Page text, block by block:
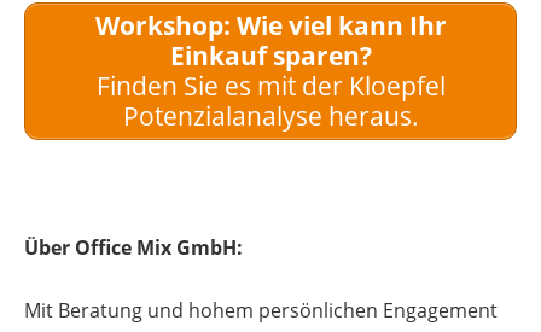
Workshop: Wie viel kann Ihr
Einkauf sparen?
Finden Sie es mit der Kloepfel
Potenzialanalyse heraus.
Über Office Mix GmbH:
Mit Beratung und hohem persönlichen Engagement